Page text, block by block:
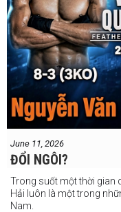
June 11, 2026
ĐỔI NGÔI?
Trong suốt một thời gian
Hải luôn là một trong
Nam.